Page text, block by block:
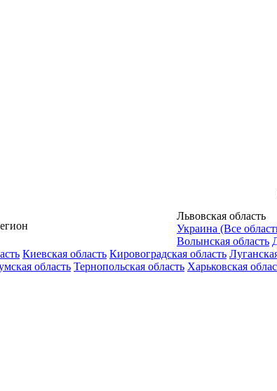
Львовская область
Украина (Все
Волынская область
Киевская область Кировоградская область
область Тернопольская область Харьковская